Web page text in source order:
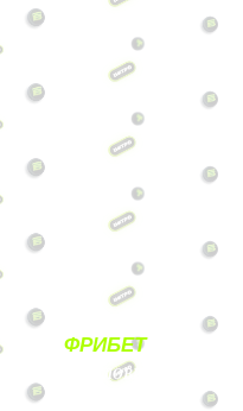
ФРИБЕТ
БЕЗ УСЛОВИЙ